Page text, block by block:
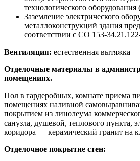
технологического
Заземление электрического
металлоконструкций здания
соответствии с СО 153-
Вентиляция: естественная вытяжка
Отделочные материалы в
помещениях.
Пол в гардеробных, комнате приема
помещениях наливной
покрытием из линолеума
санузла, душевой, теплового пункта,
коридора — керамический гранит на
Отделочное покрытие стен: